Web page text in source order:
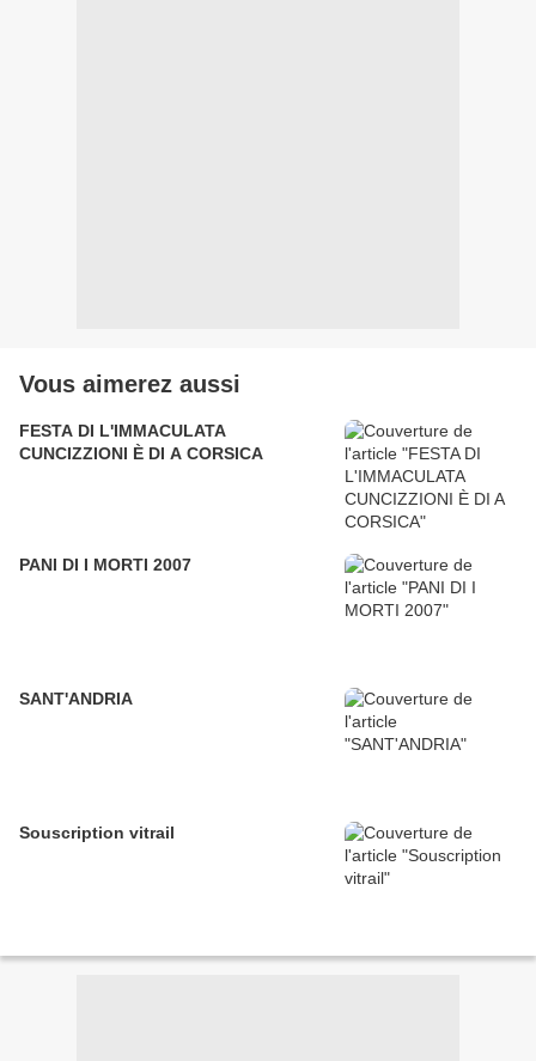
Vous aimerez aussi
FESTA DI L'IMMACULATA
CUNCIZZIONI È DI A CORSICA
PANI DI I MORTI 2007
SANT'ANDRIA
Souscription vitrail